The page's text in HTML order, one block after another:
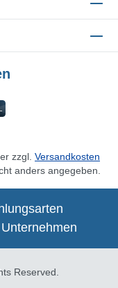
zzgl. Versandkosten
anders angegeben.
Unternehmen
Reserved.